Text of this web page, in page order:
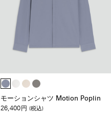
モーションシャツ Motion Poplin
26,400円 (税込)